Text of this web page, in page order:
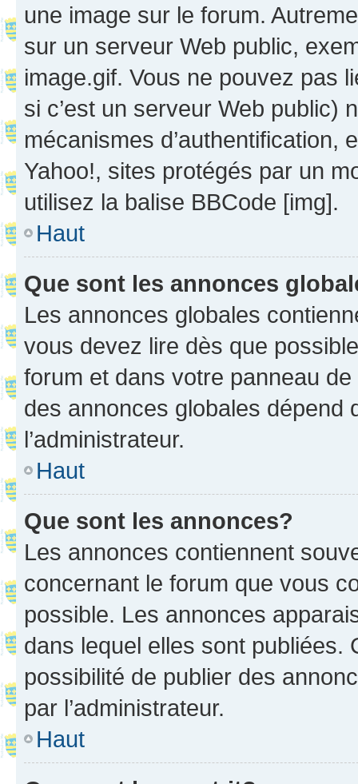
une image sur le forum.
sur un serveur Web public,
image.gif. Vous ne pouvez pas
si c’est un serveur Web public)
mécanismes d’authentification,
Yahoo!, sites protégés par un
utilisez la balise BBCode [img].
Haut
Que sont les annonces
Les annonces globales
vous devez lire dès que
forum et dans votre panneau
des annonces globales dépend
l’administrateur.
Haut
Que sont les annonces?
Les annonces contiennent
concernant le forum que vous
possible. Les annonces
dans lequel elles sont publiées.
possibilité de publier des
par l’administrateur.
Haut